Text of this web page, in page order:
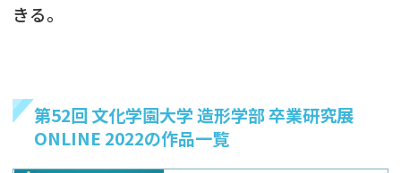
きる。
第52回 文化学園大学 造形学部 卒業研究展
ONLINE 2022の作品一覧